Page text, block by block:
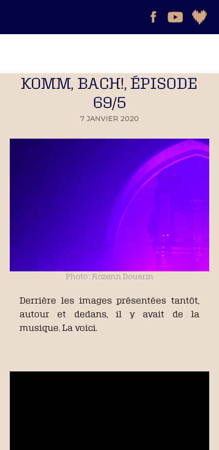
KOMM, BACH!, ÉPISODE
69/5
7 JANVIER 2020
Photo : Rozenn Douerin
Derrière les images présentées tantôt,
autour et dedans, il y avait de la
musique. La voici.